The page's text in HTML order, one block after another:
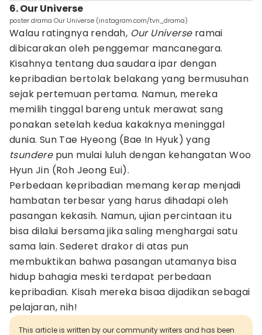
6. Our Universe
poster drama Our Universe (instagram.com/tvn_drama)
Walau ratingnya rendah, Our Universeramai
dibicarakan oleh penggemar mancanegara.
Kisahnya tentang dua saudara ipar dengan
kepribadian bertolak belakang yang bermusuhan
sejak pertemuan pertama. Namun, mereka
memilih tinggal bareng untuk merawat sang
ponakan setelah kedua kakaknya meninggal
dunia. Sun Tae Hyeong (Bae In Hyuk) yang
tsunderepun mulai luluh dengan kehangatan Woo
Hyun Jin (Roh Jeong Eui).
Perbedaan kepribadian memang kerap menjadi
hambatan terbesar yang harus dihadapi oleh
pasangan kekasih. Namun, ujian percintaan itu
bisa dilalui bersama jika saling menghargai satu
sama lain. Sederet drakor di atas pun
membuktikan bahwa pasangan utamanya bisa
hidup bahagia meski terdapat perbedaan
kepribadian. Kisah mereka bisaa dijadikan sebagai
pelajaran, nih!
This article is written by our community writers and has been